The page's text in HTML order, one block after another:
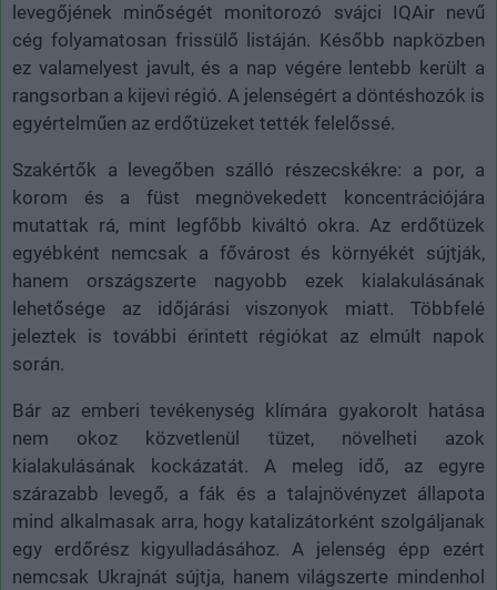
levegőjének minőségét monitorozó svájci IQAir nevű
cég folyamatosan frissülő listáján. Később napközben
ez valamelyest javult, és a nap végére lentebb került a
rangsorban a kijevi régió. A jelenségért a döntéshozók is
egyértelműen az erdőtüzeket tették felelőssé.
Szakértők a levegőben szálló részecskékre: a por, a
korom és a füst megnövekedett koncentrációjára
mutattak rá, mint legfőbb kiváltó okra. Az erdőtüzek
egyébként nemcsak a fővárost és környékét sújtják,
hanem országszerte nagyobb ezek kialakulásának
lehetősége az időjárási viszonyok miatt. Többfelé
jeleztek is további érintett régiókat az elmúlt napok
során.
Bár az emberi tevékenység klímára gyakorolt hatása
nem okoz közvetlenül tüzet, növelheti azok
kialakulásának kockázatát. A meleg idő, az egyre
szárazabb levegő, a fák és a talajnövényzet állapota
mind alkalmasak arra, hogy katalizátorként szolgáljanak
egy erdőrész kigyulladásához. A jelenség épp ezért
nemcsak Ukrajnát sújtja, hanem világszerte mindenhol